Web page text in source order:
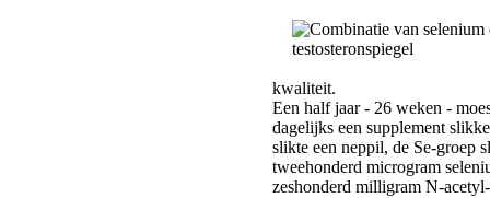
kwaliteit.
Een half jaar - 26 weken -
dagelijks een supplement
slikte een neppil, de Se-groep
tweehonderd microgram
zeshonderd milligram N-